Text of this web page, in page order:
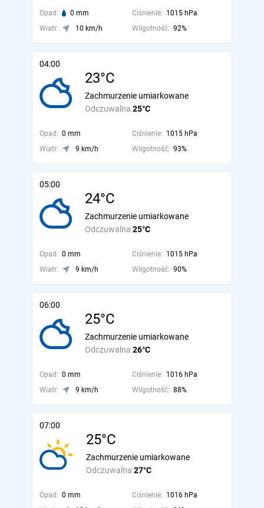
Opad: 0 mm Ciśnienie: 1015 hPa
Wiatr:
10 km/h Wilgotność: 92%
04:00
23°C
Odczuwalna 25°C
Zachmurzenie umiarkowane
Opad: 0 mm Ciśnienie: 1015 hPa
Wiatr:
9 km/h Wilgotność: 93%
05:00
24°C
Odczuwalna 25°C
Zachmurzenie umiarkowane
Opad: 0 mm Ciśnienie: 1015 hPa
Wiatr:
9 km/h Wilgotność: 90%
06:00
25°C
Odczuwalna 26°C
Zachmurzenie umiarkowane
Opad: 0 mm Ciśnienie: 1016 hPa
Wiatr:
9 km/h Wilgotność: 88%
07:00
25°C
Odczuwalna 27°C
Zachmurzenie umiarkowane
Opad: 0 mm Ciśnienie: 1016 hPa